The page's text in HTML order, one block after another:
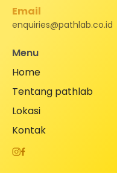
Email
enquiries@pathlab.co.id
Menu
Home
Tentang pathlab
Lokasi
Kontak